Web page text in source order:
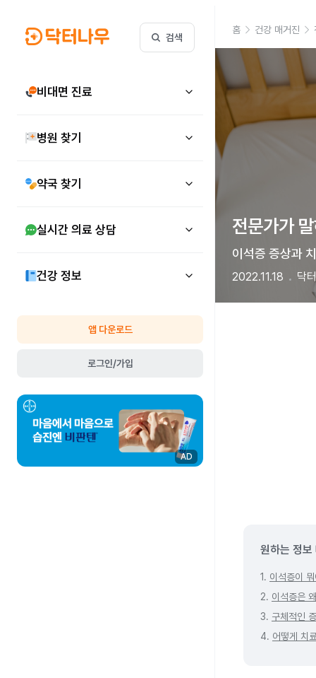
검색
비대면 진료
병원 찾기
약국 찾기
실시간 의료 상담
건강 정보
앱 다운로드
로그인/가입
AD
홈 건강 매거진
전문가가
이석증 증상과
2022.11.18 닥
원하는 정보
1. 이석증이
2. 이석증은
3. 구체적인
4. 어떻게 치